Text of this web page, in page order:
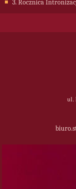
3. Rocznica
ul.